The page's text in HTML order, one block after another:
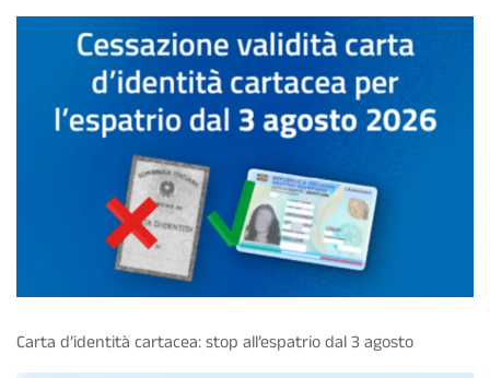
Carta d’identità cartacea: stop all’espatrio dal 3 agosto